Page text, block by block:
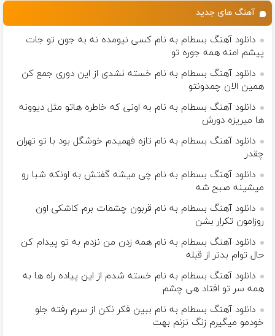
آهنگ های جدید
دانلود آهنگ بسطام به نام کسی نیومده نه به جون تو جات
پیشم امنه همه جوره تو
دانلود آهنگ بسطام به نام خسته نشدی از این دوری جمع کن
همین الان چمدونتو
دانلود آهنگ بسطام به نام به اونی که خاطره هاتو مثل دیوونه
ها میریزه دورش
دانلود آهنگ بسطام به نام تازه فهمیدم خوشگل بود با تو تهران
چقدر
دانلود آهنگ بسطام به نام چی میشه گفتش به اونکه شبا رو
میشینه صبح شه
دانلود آهنگ بسطام به نام قربون چشمات برم کاشکی اون
روزامون تکرار بشن
دانلود آهنگ بسطام به نام همه زدن من نزدم به تو پیدام کن
حال توام بدتر از قبله
دانلود آهنگ بسطام به نام خسته شدم از این پیاده راه ها به
همه سر تو افتاد هی چشم
دانلود آهنگ بسطام به نام ببین فکر نکن از سرم رفته جلو
خودمو میگیرم زنگ نزنم بهت